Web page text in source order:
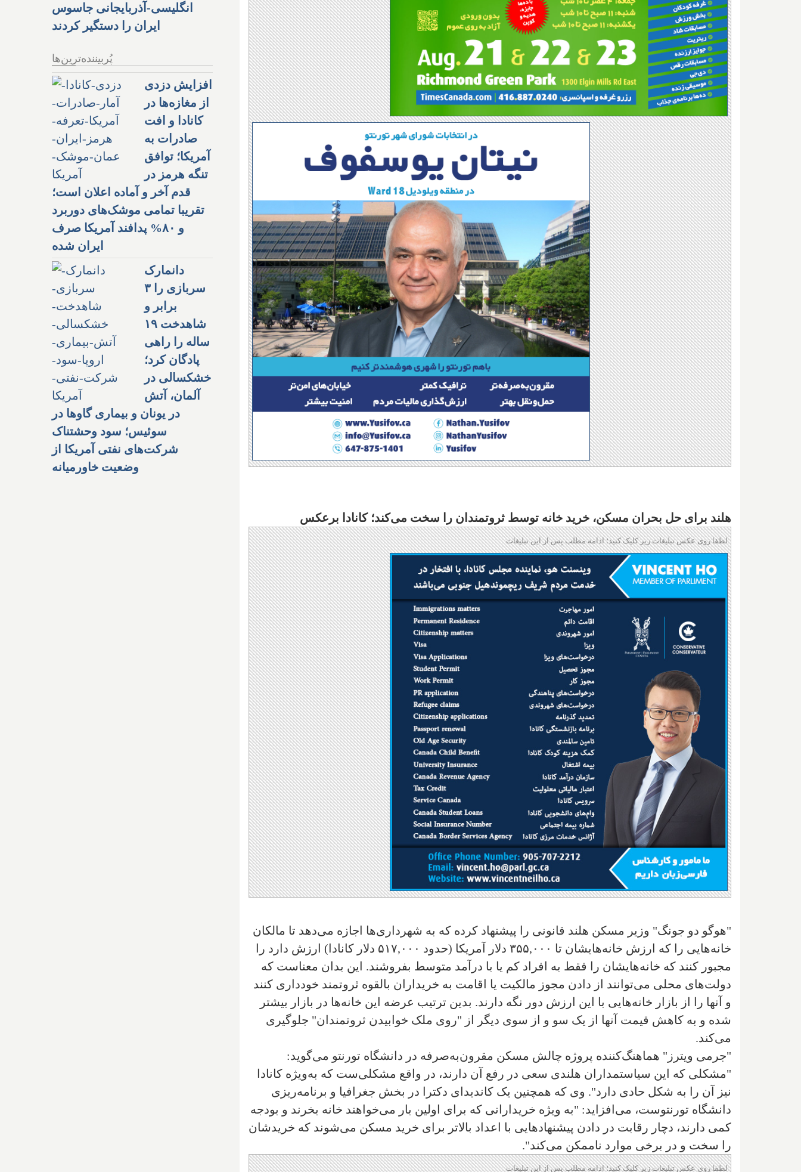
هلند برای حل بحران مسکن، خرید خانه توسط ثروتمندان را سخت می‌کند؛ کانادا برعکس
لطفا روی عکس تبلیغات زیر کلیک کنید؛ ادامه مطلب پس از این تبلیغات
"هوگو دو جونگ" وزیر مسکن هلند قانونی را پیشنهاد کرده که به شهرداری‌ها اجازه می‌دهد تا مالکان
خانه‌هایی را که ارزش خانه‌هایشان تا ۳۵۵,۰۰۰ دلار آمریکا (حدود ۵۱۷,۰۰۰ دلار کانادا) ارزش دارد را
مجبور کنند که خانه‌هایشان را فقط به افراد کم یا با درآمد متوسط بفروشند. این بدان معناست که
دولت‌های محلی می‌توانند از دادن مجوز مالکیت یا اقامت به خریداران بالقوه ثروتمند خودداری کنند
و آنها را از بازار خانه‌هایی با این ارزش دور نگه دارند. بدین ترتیب عرضه این خانه‌ها در بازار بیشتر
شده و به کاهش قیمت آنها از یک سو و از سوی دیگر از "روی ملک خوابیدن ثروتمندان" جلوگیری
می‌کند.
"جرمی ویترز" هماهنگ‌کننده پروژه چالش مسکن مقرون‌به‌صرفه در دانشگاه تورنتو می‌گوید:
"مشکلی که این سیاستمداران هلندی سعی در رفع آن دارند، در واقع مشکلی‌ست که به‌ویژه کانادا
نیز آن را به شکل حادی دارد". وی که همچنین یک کاندیدای دکترا در بخش جغرافیا و برنامه‌ریزی
دانشگاه تورنتوست، می‌افزاید: "به ویژه خریدارانی که برای اولین بار می‌خواهند خانه بخرند و بودجه
کمی دارند، دچار رقابت در دادن پیشنهادهایی با اعداد بالاتر برای خرید مسکن می‌شوند که خریدشان
را سخت و در برخی موارد ناممکن می‌کند".
لطفا روی عکس تبلیغات زیر کلیک کنید؛ ادامه مطلب پس از این تبلیغات
انگلیسی-آذربایجانی جاسوس
ایران را دستگیر کردند
پُربیننده‌ترین‌ها
افزایش دزدی
از مغازه‌ها در
کانادا و افت
صادرات به
آمریکا؛ توافق
تنگه هرمز در
قدم آخر و آماده اعلان است؛
تقریبا تمامی موشک‌های دوربرد
و ۸۰% پدافند آمریکا صرف
ایران شده
دانمارک
سربازی را ۳
برابر و
شاهدخت ۱۹
ساله را راهی
پادگان کرد؛
خشکسالی در
آلمان، آتش
در یونان و بیماری گاوها در
سوئیس؛ سود وحشتناک
شرکت‌های نفتی آمریکا از
وضعیت خاورمیانه